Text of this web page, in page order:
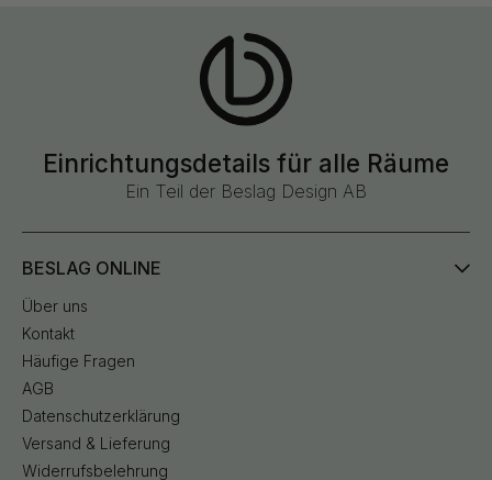
Einrichtungsdetails für alle Räume
Ein Teil der Beslag Design AB
BESLAG ONLINE
Über uns
Kontakt
Häufige Fragen
AGB
Datenschutzerklärung
Versand & Lieferung
Widerrufsbelehrung